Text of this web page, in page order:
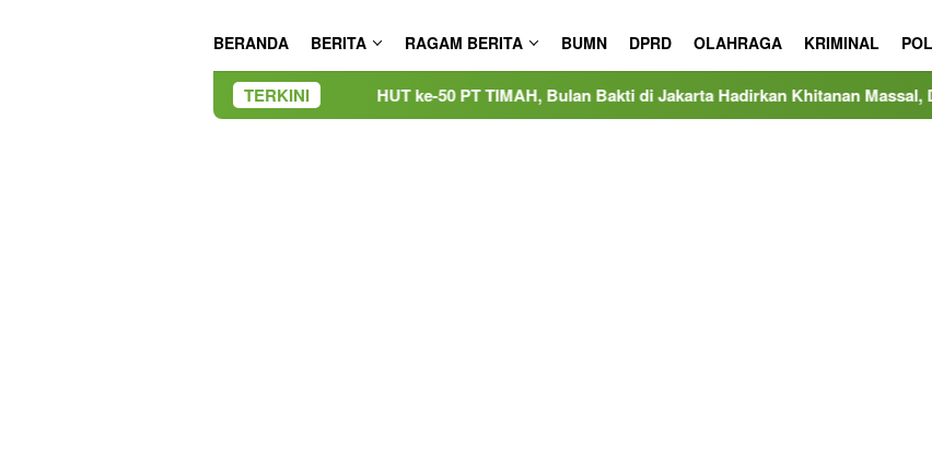
BERANDA BERITA RAGAM BERITA BUMN DPRD OLAHRAGA KRIMINAL
TERKINI
HUT ke-50 PT TIMAH, Bulan Bakti di Jakarta Hadirkan Khitanan Massal, Donor Darah,